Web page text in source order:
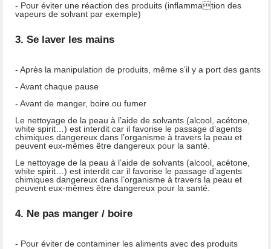
- Pour éviter une réaction des produits (inflammation des
vapeurs de solvant par exemple)
3. Se laver les mains
- Après la manipulation de produits, même s’il y a port des gants
- Avant chaque pause
- Avant de manger, boire ou fumer
Le nettoyage de la peau à l’aide de solvants (alcool, acétone,
white spirit…) est interdit car il favorise le passage d’agents
chimiques dangereux dans l’organisme à travers la peau et
peuvent eux-mêmes être dangereux pour la santé.
Le nettoyage de la peau à l’aide de solvants (alcool, acétone,
white spirit…) est interdit car il favorise le passage d’agents
chimiques dangereux dans l’organisme à travers la peau et
peuvent eux-mêmes être dangereux pour la santé.
4. Ne pas manger / boire
- Pour éviter de contaminer les aliments avec des produits